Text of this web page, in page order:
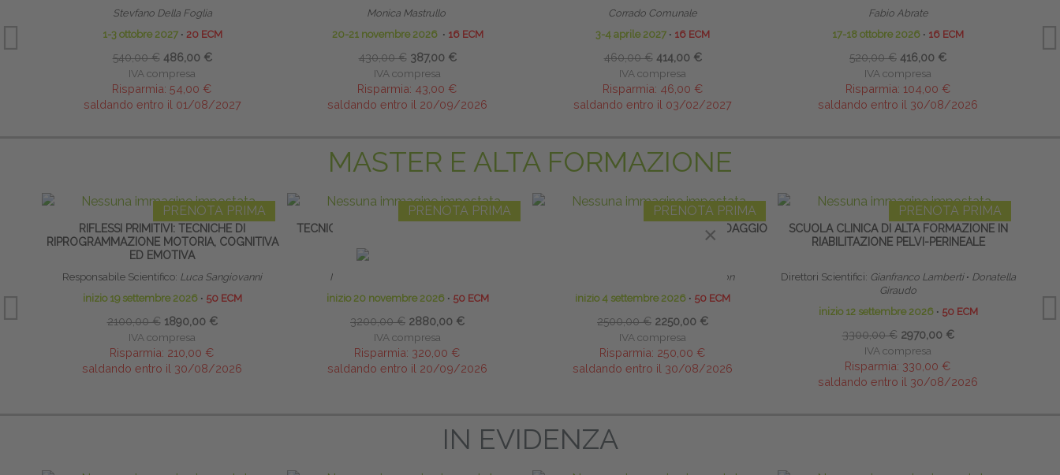
Stevfano Della Foglia
1-3 ottobre 2027 ∙ 20 ECM
540,00 € 486,00 €
IVA compresa
Risparmia: 54,00 €
saldando entro il 01/08/2027
Monica Mastrullo
20-21 novembre 2026 ∙ 16 ECM
430,00 € 387,00 €
IVA compresa
Risparmia: 43,00 €
saldando entro il 20/09/2026
Corrado Comunale
3-4 aprile 2027 ∙ 16 ECM
460,00 € 414,00 €
IVA compresa
Risparmia: 46,00 €
saldando entro il 03/02/2027
Fabio Abrate
17-18 ottobre 2026 ∙ 16 ECM
520,00 € 416,00 €
IVA compresa
Risparmia: 104,00 €
saldando entro il 30/08/2026
MASTER E ALTA FORMAZIONE
PRENOTA PRIMA
RIFLESSI PRIMITIVI: TECNICHE DI
RIPROGRAMMAZIONE MOTORIA, COGNITIVA
ED EMOTIVA
Responsabile Scientifico: Luca Sangiovanni
inizio 19 settembre 2026 ∙ 50 ECM
2100,00 € 1890,00 €
IVA compresa
Risparmia: 210,00 €
saldando entro il 30/08/2026
PRENOTA PRIMA
TECNICHE OSTEOPATICHE STRUTTURALI -
Marco Chiantello - Luca Brambilla
inizio 20 novembre 2026 ∙ 50 ECM
3200,00 € 2880,00 €
IVA compresa
Risparmia: 320,00 €
saldando entro il 20/09/2026
PRENOTA PRIMA
LINFODRENAGGIO MANUALE E BENDAGGIO
Direttore Scientifico: Didier Tomson
inizio 4 settembre 2026 ∙ 50 ECM
2500,00 € 2250,00 €
IVA compresa
Risparmia: 250,00 €
saldando entro il 30/08/2026
PRENOTA PRIMA
SCUOLA CLINICA DI ALTA FORMAZIONE IN
RIABILITAZIONE PELVI-PERINEALE
Direttori Scientifici: Gianfranco Lamberti ∙ Donatella
Giraudo
inizio 12 settembre 2026 ∙ 50 ECM
3300,00 € 2970,00 €
IVA compresa
Risparmia: 330,00 €
saldando entro il 30/08/2026
IN EVIDENZA
×
×